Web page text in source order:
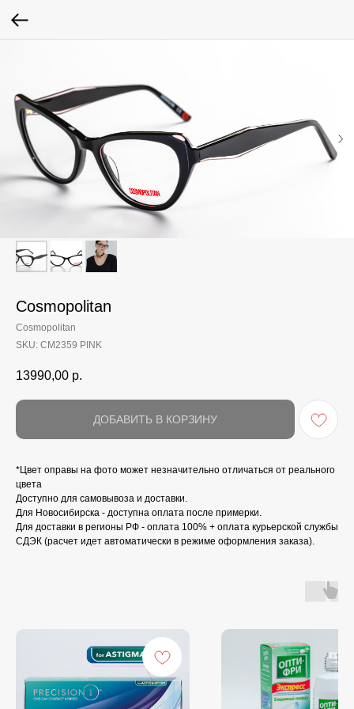
Cosmopolitan
Cosmopolitan
SKU: CM2359 PINK
13990,00 р.
ДОБАВИТЬ В КОРЗИНУ
*Цвет оправы на фото может незначительно отличаться от реального
цвета
Доступно для самовывоза и доставки.
Для Новосибирска - доступна оплата после примерки.
Для доставки в регионы РФ - оплата 100% + оплата курьерской службы
СДЭК (расчет идет автоматически в режиме оформления заказа).